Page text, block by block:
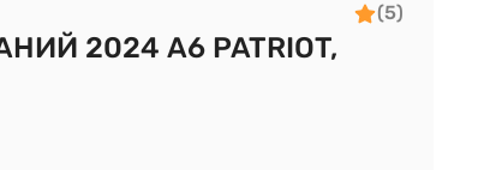
(5)
2024 А6 PATRIOT,